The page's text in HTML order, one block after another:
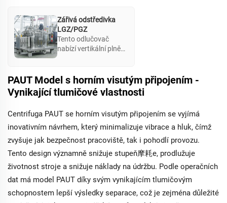
Zářivá odstředivka
LGZ/PGZ
Tento odlučovač
nabízí vertikální plně
středivou sílu pro
oddělování pevné
látky od kapaliny. Je
zpracování toxických
a hořlavých látek a
vzdáleně pro efektivní
zpracování.
PAUT Model s horním visutým připojením -
Vynikající tlumičové vlastnosti
Centrifuga PAUT se horním visutým připojením se vyjímá
inovativním návrhem, který minimalizuje vibrace a hluk, čímž
zvyšuje jak bezpečnost pracoviště, tak i pohodlí provozu.
Tento design významně snižuje stupeň摩耗e, prodlužuje
životnost stroje a snižuje náklady na údržbu. Podle operačních
dat má model PAUT díky svým vynikajícím tlumičovým
schopnostem lepší výsledky separace, což je zejména důležité